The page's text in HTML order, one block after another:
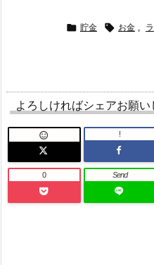
 貯金  お金 ,
よろしければシェアお願い
 !
0 Send